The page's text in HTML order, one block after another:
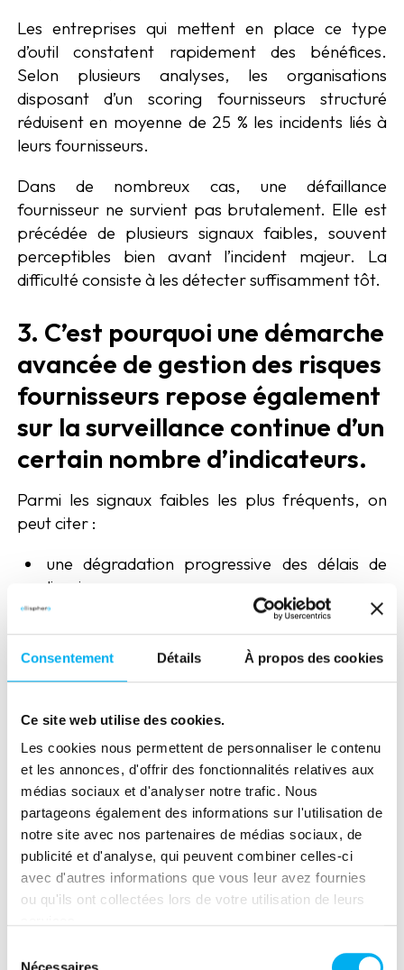
Consentement Détails À propos des cookies
Ce site web utilise des cookies.
Les cookies nous permettent de personnaliser le contenu
et les annonces, d'offrir des fonctionnalités relatives aux
médias sociaux et d'analyser notre trafic. Nous
partageons également des informations sur l'utilisation de
notre site avec nos partenaires de médias sociaux, de
publicité et d'analyse, qui peuvent combiner celles-ci
avec d'autres informations que vous leur avez fournies
ou qu'ils ont collectées lors de votre utilisation de leurs
Nécessaires
Les entreprises qui mettent en place ce type
d’outil constatent rapidement des bénéfices.
Selon plusieurs analyses, les organisations
disposant d’un scoring fournisseurs structuré
réduisent en moyenne de 25 % les incidents liés à
leurs fournisseurs.
Dans de nombreux cas, une défaillance
fournisseur ne survient pas brutalement. Elle est
précédée de plusieurs signaux faibles, souvent
perceptibles bien avant l’incident majeur. La
difficulté consiste à les détecter suffisamment tôt.
3. C’est pourquoi une démarche
avancée de gestion des risques
fournisseurs repose également
sur la surveillance continue d’un
certain nombre d’indicateurs.
Parmi les signaux faibles les plus fréquents, on
peut citer :
une dégradation progressive des délais de
livraison,
une augmentation des incidents qualité,
des difficultés financières visibles dans les
importants chez le fournisseur,
ou encore des anomalies dans les processus
de paiement.
L’analyse de ces indicateurs permet d’anticiper les
situations à risque et d’engager des actions
correctives avant qu’un incident majeur ne
survienne.
Les études montrent d’ailleurs que plus de 50 % des
défaillances fournisseurs sont précédées de